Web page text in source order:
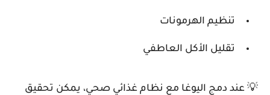
تنظيم الهرمونات
تقليل الأكل العاطفي
💡 عند دمج اليوغا مع نظام غذائي صحي، يمكن تحقيق